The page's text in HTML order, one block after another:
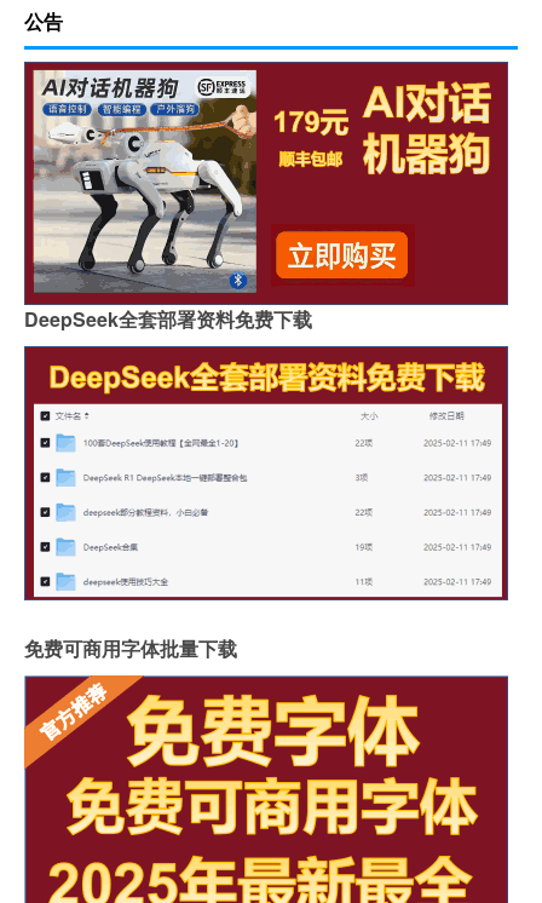
公告
DeepSeek全套部署资料免费下载
免费可商用字体批量下载